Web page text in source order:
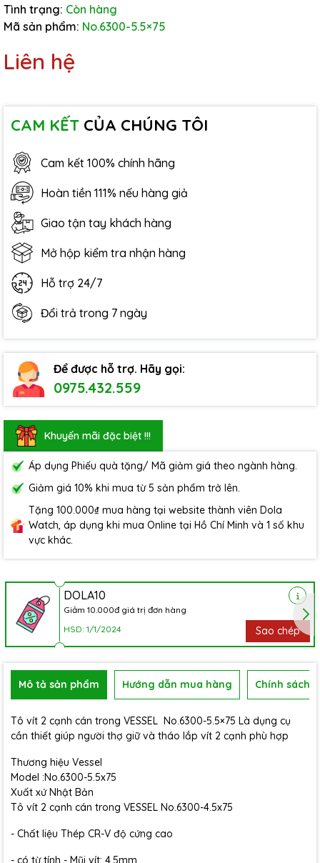
Tình trạng: Còn hàng
Mã sản phẩm: No.6300-5.5×75
Liên hệ
CAM KẾT CỦA CHÚNG TÔI
Cam kết 100% chính hãng
Hoàn tiền 111% nếu hàng giả
Giao tận tay khách hàng
Mở hộp kiểm tra nhận hàng
Hỗ trợ 24/7
Đổi trả trong 7 ngày
Để được hỗ trợ. Hãy gọi:
0975.432.559
Khuyến mãi đặc biệt !!!
Áp dụng Phiếu quà tặng/ Mã giảm giá theo ngành hàng.
Giảm giá 10% khi mua từ 5 sản phẩm trở lên.
Tặng 100.000₫ mua hàng tại website thành viên Dola
Watch, áp dụng khi mua Online tại Hồ Chí Minh và 1 số khu
vực khác.
DOLA10
Giảm 10.000đ giá trị đơn hàng
HSD: 1/1/2024
Sao chép
Mô tả sản phẩm Hướng dẫn mua hàng Chính sách
Tô vít 2 cạnh cán trong VESSEL No.6300-5.5×75 Là dụng cụ
cần thiết giúp người thợ giữ và tháo lắp vít 2 cạnh phù hợp
Thương hiệu Vessel
Model :No.6300-5.5x75
Xuất xứ Nhật Bản
Tô vít 2 cạnh cán trong VESSEL No.6300-4.5x75
- Chất liệu Thép CR-V độ cứng cao
- có từ tính - Mũi vít: 4.5mm